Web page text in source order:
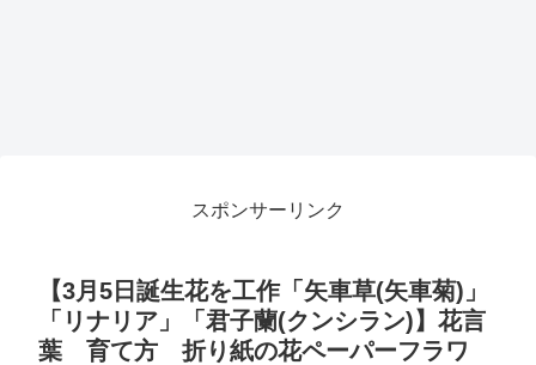
スポンサーリンク
【3月5日誕生花を工作「矢車草(矢車菊)」
「リナリア」「君子蘭(クンシラン)】花言
葉 育て方 折り紙の花ペーパーフラワ